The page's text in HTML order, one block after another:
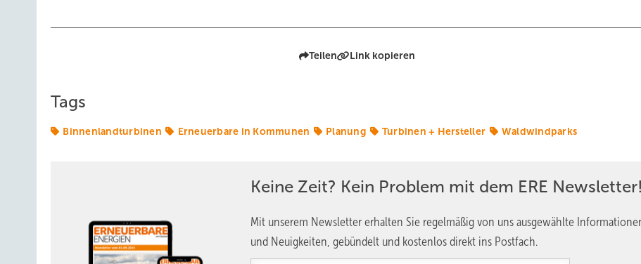
Teilen Link kopieren
Tags
Binnenlandturbinen Erneuerbare in Kommunen Planung Turbinen + Hersteller Waldwindparks
Keine Zeit? Kein Problem mit dem ERE Newsletter!
Mit unserem Newsletter erhalten Sie regelmäßig von uns ausgewählte
und Neuigkeiten, gebündelt und kostenlos direkt ins Postfach.